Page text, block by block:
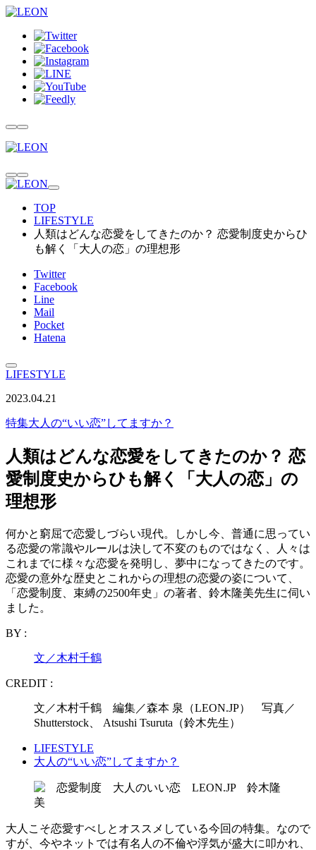
TOP
LIFESTYLE
人類はどんな恋愛をしてきたのか？ 恋愛制度史からひ
も解く「大人の恋」の理想形
Twitter
Facebook
Line
Mail
Pocket
Hatena
LIFESTYLE
2023.04.21
特集大人の“いい恋”してますか？
人類はどんな恋愛をしてきたのか？ 恋
愛制度史からひも解く「大人の恋」の
理想形
何かと窮屈で恋愛しづらい現代。しかし今、普通に思ってい
る恋愛の常識やルールは決して不変のものではなく、人々は
これまでに様々な恋愛を発明し、夢中になってきたのです。
恋愛の意外な歴史とこれからの理想の恋愛の姿について、
「恋愛制度、束縛の2500年史」の著者、鈴木隆美先生に伺い
ました。
BY :
文／木村千鶴
CREDIT :
文／木村千鶴 編集／森本 泉（LEON.JP） 写真／
Shutterstock、 Atsushi Tsuruta（鈴木先生）
LIFESTYLE
大人の“いい恋”してますか？
大人こそ恋愛すべしとオススメしている今回の特集。なので
すが、今やネットでは有名人の不倫や浮気が盛大に叩かれ、